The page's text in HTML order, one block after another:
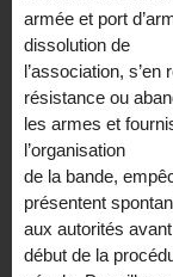
armée et port
dissolution de
l’association,
résistance ou
les armes et
l’organisation
de la bande,
présentent
aux autorités avant
début de la